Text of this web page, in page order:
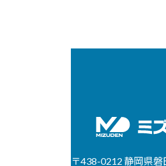
〒438-0212 静岡県